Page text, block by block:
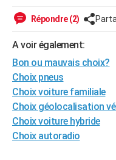
CARTE DE VOEUX
Carte de Noël
Carte Bonne année
Carte Saint-Valentin
Carte Pâques
Carte d'anniversaire
DICTIONNAIRE
Dictionnaire
Biographies
Citations
Expressions
Proverbes
PROGRAMME TV
Répondre (2)
A voir également:
Bon ou mauvais choix?
Choix pneus
Choix voiture familiale
Choix géolocalisation
Choix voiture hybride
Choix autoradio